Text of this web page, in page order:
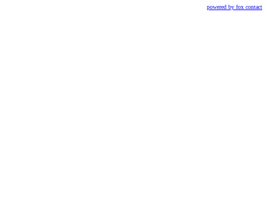
powered by fox contact